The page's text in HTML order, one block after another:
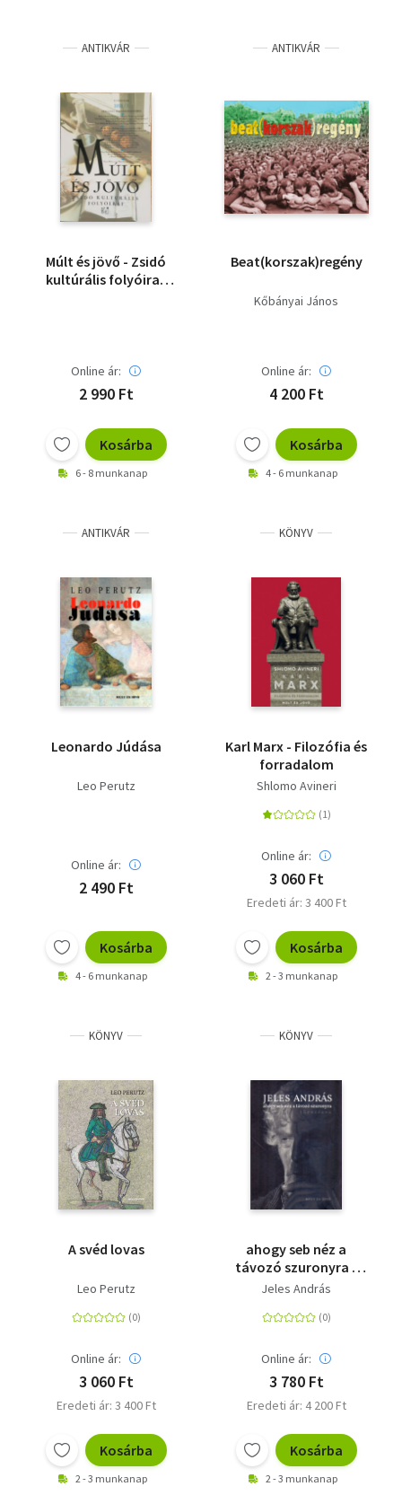
ANTIKVÁR
Múlt és jövő - Zsidó
kultúrális folyóirat
Online ár:
2 990 Ft
Kosárba
6 - 8 munkanap
ANTIKVÁR
Beat(korszak)regény
Kőbányai János
Online ár:
4 200 Ft
Kosárba
4 - 6 munkanap
ANTIKVÁR
Leonardo Júdása
Leo Perutz
Online ár:
2 490 Ft
Kosárba
4 - 6 munkanap
KÖNYV
Karl Marx - Filozófia és
forradalom
Shlomo Avineri
Online ár:
3 060 Ft
Eredeti ár: 3 400 Ft
Kosárba
2 - 3 munkanap
KÖNYV
A svéd lovas
Leo Perutz
Online ár:
3 060 Ft
Eredeti ár: 3 400 Ft
Kosárba
2 - 3 munkanap
KÖNYV
ahogy seb néz a
távozó szuronyra -
töredékek
Jeles András
Online ár:
3 780 Ft
Eredeti ár: 4 200 Ft
Kosárba
2 - 3 munkanap